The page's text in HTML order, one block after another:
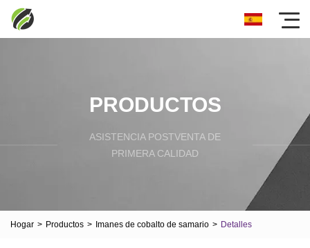
PRODUCTOS
ASISTENCIA POSTVENTA DE
PRIMERA CALIDAD
Hogar > Productos > Imanes de cobalto de samario > Detalles